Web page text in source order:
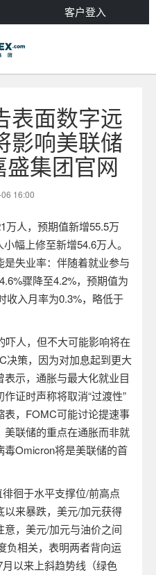
客户登入
表面数字远
影响美联储
集团官网
16:00
万人，预期值新增55.5万
小幅上修至新增54.6万人。
失业率：伴随着就业参与
4.6%骤降至4.2%，预期值为
收入月率为0.3%，略低于
吓人，但不大可能影响将在
决策，因为对加息起到更大
示，通胀与最大化就业目
证时声称将取消“过渡性”
， FOMC可能讨论提速事
联储的重点在通胀而非就
毒Omicron将是美联储的首
徊于水平支撑位/前高点
以来暴跌，美元/加元获得
意，美元/加元与油价之间
负相关，表明两者背向运
月以来上斜趋势线（绿色